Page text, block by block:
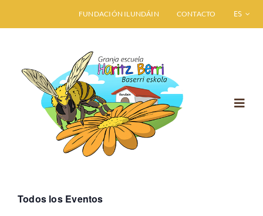
FUNDACIÓN ILUNDÁIN CONTACTO ESPAÑOL
Todos los Eventos